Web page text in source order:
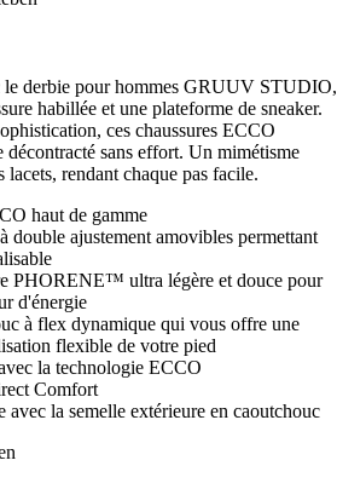
le derbie pour hommes GRUUV STUDIO,
habillée et une plateforme de sneaker.
ces chaussures ECCO
sans effort. Un mimétisme
rendant chaque pas facile.
haut de gamme
double ajustement amovibles permettant
PHORENE™ ultra légère et douce pour
d'énergie
à flex dynamique qui vous offre une
flexible de votre pied
la technologie ECCO
Comfort
avec la semelle extérieure en caoutchouc